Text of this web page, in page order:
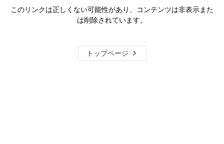
このリンクは正しくない可能性があり、コンテンツは非表示また
は削除されています。
トップページ